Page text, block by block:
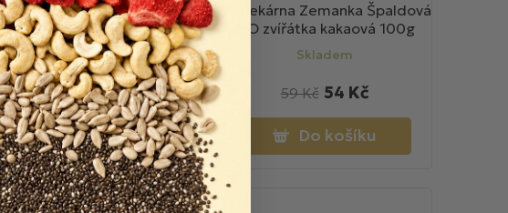
Biopekárna Zemanka Špaldová
BIO zvířátka malinová 100g
Skladem
61 Kč
Do košíku
Biopekárna Zemanka Špaldová
BIO zvířátka kakaová 100g
Skladem
54 Kč
59 Kč
Do košíku